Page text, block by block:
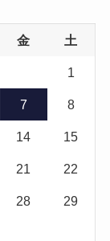
金 土
1
7 8
14 15
21 22
28 29